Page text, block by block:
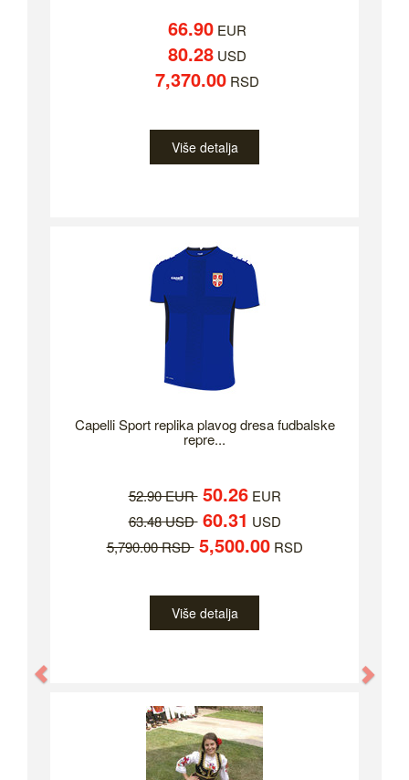
66.90EUR
80.28USD
7,370.00RSD
Više detalja
Capelli Sport replika plavog dresa fudbalske
repre...
52.90 EUR 50.26EUR
63.48 USD 60.31 USD
5,790.00 RSD 5,500.00RSD
Više detalja